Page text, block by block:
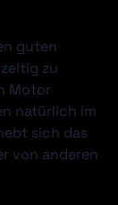
guten
zu
Motor
natürlich im
sich das
von anderen